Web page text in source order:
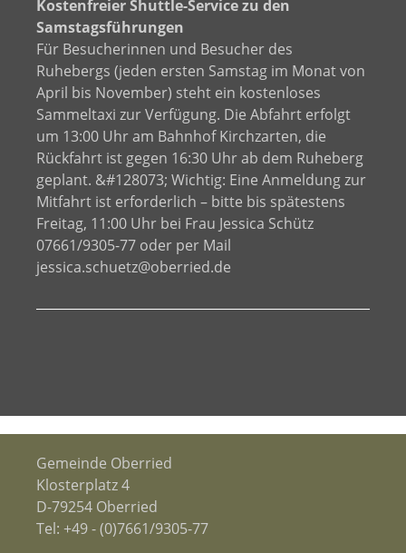
Kostenfreier Shuttle-Service zu den
Samstagsführungen
Für Besucherinnen und Besucher des
Ruhebergs (jeden ersten Samstag im Monat von
April bis November) steht ein kostenloses
Sammeltaxi zur Verfügung. Die Abfahrt erfolgt
um 13:00 Uhr am Bahnhof Kirchzarten, die
Rückfahrt ist gegen 16:30 Uhr ab dem Ruheberg
geplant. &#128073; Wichtig: Eine Anmeldung zur
Mitfahrt ist erforderlich – bitte bis spätestens
Freitag, 11:00 Uhr bei Frau Jessica Schütz
07661/9305-77 oder per Mail
jessica.schuetz@oberried.de
Gemeinde Oberried
Klosterplatz 4
D-79254 Oberried
Tel: +49 - (0)7661/9305-77